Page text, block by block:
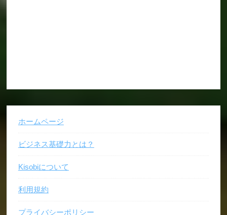
ホームページ
ビジネス基礎力とは？
Kisobiについて
利用規約
プライバシーポリシー